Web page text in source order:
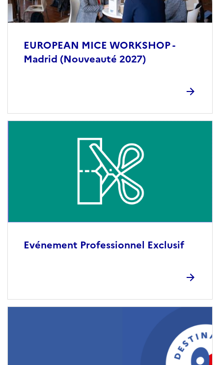
EUROPEAN MICE WORKSHOP -
Madrid (Nouveauté 2027)
Evénement Professionnel Exclusif